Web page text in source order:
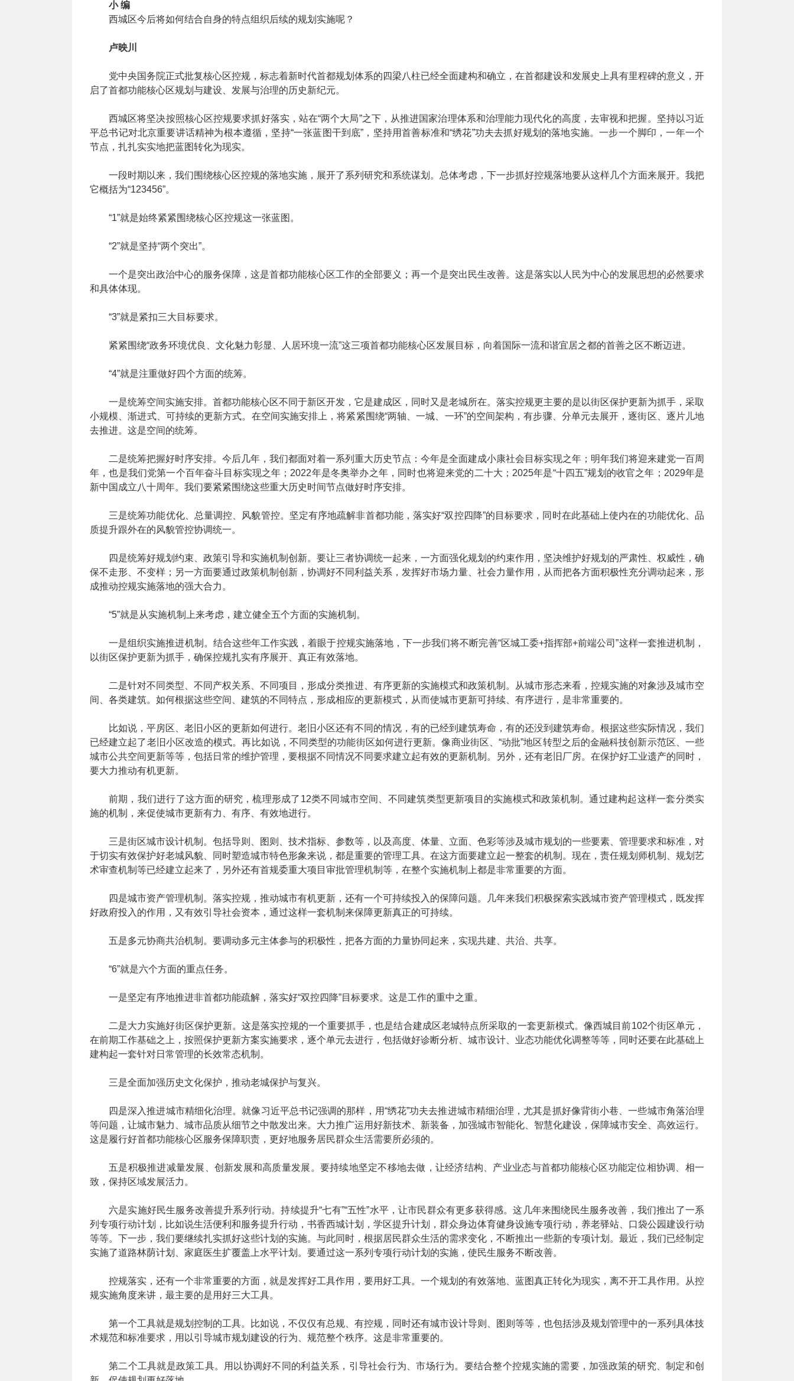
小 编
西城区今后将如何结合自身的特点组织后续的规划实施呢？
卢映川
党中央国务院正式批复核心区控规，标志着新时代首都规划体系的四梁八柱已经全面建构和确立，在首都建设和发展史上具有里程碑的意义，开
启了首都功能核心区规划与建设、发展与治理的历史新纪元。
西城区将坚决按照核心区控规要求抓好落实，站在“两个大局”之下，从推进国家治理体系和治理能力现代化的高度，去审视和把握。坚持以习近
平总书记对北京重要讲话精神为根本遵循，坚持“一张蓝图干到底”，坚持用首善标准和“绣花”功夫去抓好规划的落地实施。一步一个脚印，一年一个
节点，扎扎实实地把蓝图转化为现实。
一段时期以来，我们围绕核心区控规的落地实施，展开了系列研究和系统谋划。总体考虑，下一步抓好控规落地要从这样几个方面来展开。我把
它概括为“123456”。
“1”就是始终紧紧围绕核心区控规这一张蓝图。
“2”就是坚持“两个突出”。
一个是突出政治中心的服务保障，这是首都功能核心区工作的全部要义；再一个是突出民生改善。这是落实以人民为中心的发展思想的必然要求
和具体体现。
“3”就是紧扣三大目标要求。
紧紧围绕“政务环境优良、文化魅力彰显、人居环境一流”这三项首都功能核心区发展目标，向着国际一流和谐宜居之都的首善之区不断迈进。
“4”就是注重做好四个方面的统筹。
一是统筹空间实施安排。首都功能核心区不同于新区开发，它是建成区，同时又是老城所在。落实控规更主要的是以街区保护更新为抓手，采取
小规模、渐进式、可持续的更新方式。在空间实施安排上，将紧紧围绕“两轴、一城、一环”的空间架构，有步骤、分单元去展开，逐街区、逐片儿地
去推进。这是空间的统筹。
二是统筹把握好时序安排。今后几年，我们都面对着一系列重大历史节点：今年是全面建成小康社会目标实现之年；明年我们将迎来建党一百周
年，也是我们党第一个百年奋斗目标实现之年；2022年是冬奥举办之年，同时也将迎来党的二十大；2025年是“十四五”规划的收官之年；2029年是
新中国成立八十周年。我们要紧紧围绕这些重大历史时间节点做好时序安排。
三是统筹功能优化、总量调控、风貌管控。坚定有序地疏解非首都功能，落实好“双控四降”的目标要求，同时在此基础上使内在的功能优化、品
质提升跟外在的风貌管控协调统一。
四是统筹好规划约束、政策引导和实施机制创新。要让三者协调统一起来，一方面强化规划的约束作用，坚决维护好规划的严肃性、权威性，确
保不走形、不变样；另一方面要通过政策机制创新，协调好不同利益关系，发挥好市场力量、社会力量作用，从而把各方面积极性充分调动起来，形
成推动控规实施落地的强大合力。
“5”就是从实施机制上来考虑，建立健全五个方面的实施机制。
一是组织实施推进机制。结合这些年工作实践，着眼于控规实施落地，下一步我们将不断完善“区城工委+指挥部+前端公司”这样一套推进机制，
以街区保护更新为抓手，确保控规扎实有序展开、真正有效落地。
二是针对不同类型、不同产权关系、不同项目，形成分类推进、有序更新的实施模式和政策机制。从城市形态来看，控规实施的对象涉及城市空
间、各类建筑。如何根据这些空间、建筑的不同特点，形成相应的更新模式，从而使城市更新可持续、有序进行，是非常重要的。
比如说，平房区、老旧小区的更新如何进行。老旧小区还有不同的情况，有的已经到建筑寿命，有的还没到建筑寿命。根据这些实际情况，我们
已经建立起了老旧小区改造的模式。再比如说，不同类型的功能街区如何进行更新。像商业街区、“动批”地区转型之后的金融科技创新示范区、一些
城市公共空间更新等等，包括日常的维护管理，要根据不同情况不同要求建立起有效的更新机制。另外，还有老旧厂房。在保护好工业遗产的同时，
要大力推动有机更新。
前期，我们进行了这方面的研究，梳理形成了12类不同城市空间、不同建筑类型更新项目的实施模式和政策机制。通过建构起这样一套分类实
施的机制，来促使城市更新有力、有序、有效地进行。
三是街区城市设计机制。包括导则、图则、技术指标、参数等，以及高度、体量、立面、色彩等涉及城市规划的一些要素、管理要求和标准，对
于切实有效保护好老城风貌、同时塑造城市特色形象来说，都是重要的管理工具。在这方面要建立起一整套的机制。现在，责任规划师机制、规划艺
术审查机制等已经建立起来了，另外还有首规委重大项目审批管理机制等，在整个实施机制上都是非常重要的方面。
四是城市资产管理机制。落实控规，推动城市有机更新，还有一个可持续投入的保障问题。几年来我们积极探索实践城市资产管理模式，既发挥
好政府投入的作用，又有效引导社会资本，通过这样一套机制来保障更新真正的可持续。
五是多元协商共治机制。要调动多元主体参与的积极性，把各方面的力量协同起来，实现共建、共治、共享。
“6”就是六个方面的重点任务。
一是坚定有序地推进非首都功能疏解，落实好“双控四降”目标要求。这是工作的重中之重。
二是大力实施好街区保护更新。这是落实控规的一个重要抓手，也是结合建成区老城特点所采取的一套更新模式。像西城目前102个街区单元，
在前期工作基础之上，按照保护更新方案实施要求，逐个单元去进行，包括做好诊断分析、城市设计、业态功能优化调整等等，同时还要在此基础上
建构起一套针对日常管理的长效常态机制。
三是全面加强历史文化保护，推动老城保护与复兴。
四是深入推进城市精细化治理。就像习近平总书记强调的那样，用“绣花”功夫去推进城市精细治理，尤其是抓好像背街小巷、一些城市角落治理
等问题，让城市魅力、城市品质从细节之中散发出来。大力推广运用好新技术、新装备，加强城市智能化、智慧化建设，保障城市安全、高效运行。
这是履行好首都功能核心区服务保障职责，更好地服务居民群众生活需要所必须的。
五是积极推进减量发展、创新发展和高质量发展。要持续地坚定不移地去做，让经济结构、产业业态与首都功能核心区功能定位相协调、相一
致，保持区域发展活力。
六是实施好民生服务改善提升系列行动。持续提升“七有”“五性”水平，让市民群众有更多获得感。这几年来围绕民生服务改善，我们推出了一系
列专项行动计划，比如说生活便利和服务提升行动，书香西城计划，学区提升计划，群众身边体育健身设施专项行动，养老驿站、口袋公园建设行动
等等。下一步，我们要继续扎实抓好这些计划的实施。与此同时，根据居民群众生活的需求变化，不断推出一些新的专项计划。最近，我们已经制定
实施了道路林荫计划、家庭医生扩覆盖上水平计划。要通过这一系列专项行动计划的实施，使民生服务不断改善。
控规落实，还有一个非常重要的方面，就是发挥好工具作用，要用好工具。一个规划的有效落地、蓝图真正转化为现实，离不开工具作用。从控
规实施角度来讲，最主要的是用好三大工具。
第一个工具就是规划控制的工具。比如说，不仅仅有总规、有控规，同时还有城市设计导则、图则等等，也包括涉及规划管理中的一系列具体技
术规范和标准要求，用以引导城市规划建设的行为、规范整个秩序。这是非常重要的。
第二个工具就是政策工具。用以协调好不同的利益关系，引导社会行为、市场行为。要结合整个控规实施的需要，加强政策的研究、制定和创